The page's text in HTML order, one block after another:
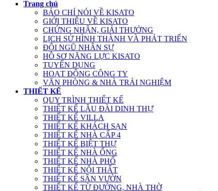
Trang chủ
BÁO CHÍ NÓI VỀ KISATO
GIỚI THIỆU VỀ KISATO
CHỨNG NHẬN, GIẢI THƯỞNG
LỊCH SỬ HÌNH THÀNH VÀ PHÁT TRIỂN
ĐỘI NGŨ NHÂN SỰ
HỒ SƠ NĂNG LỰC KISATO
TUYỂN DỤNG
HOẠT ĐỘNG CÔNG TY
VĂN PHÒNG & NHÀ TRẢI NGHIỆM
THIẾT KẾ
QUY TRÌNH THIẾT KẾ
THIẾT KẾ LÂU ĐÀI DINH THỰ
THIẾT KẾ VILLA
THIẾT KẾ KHÁCH SẠN
THIẾT KẾ NHÀ CẤP 4
THIẾT KẾ BIỆT THỰ
THIẾT KẾ NHÀ ỐNG
THIẾT KẾ NHÀ PHỐ
THIẾT KẾ NỘI THẤT
THIẾT KẾ SÂN VƯỜN
THIẾT KẾ TỪ ĐƯỜNG, NHÀ THỜ